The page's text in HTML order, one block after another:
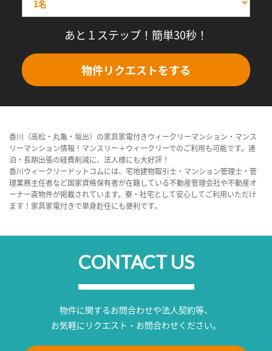
あと１ステップ！簡単30秒！
物件リクエストをする
香川（高松・丸亀・坂出）の家具家電付きウィークリーマンション・マンス
リーマンション情報！マンスリー＋ウィークリーでのご利用も可能です。連
泊・長期出張の経費削減に、法人様にも大好評！
香川ウィークリードットコムには、宅地建物取引士・マンション管理士・管
理業務主任者など国家資格保有者が在籍している不動産管理会社や不動産オ
ーナー直物件が掲載されています。寮・社宅として安心してご利用いただけ
ます！家具家電付きで単身赴任にも便利です。
CONTACT US
物件に関するお問合わせや法人契約等、
お気軽にリクエスト・お問合わせください。